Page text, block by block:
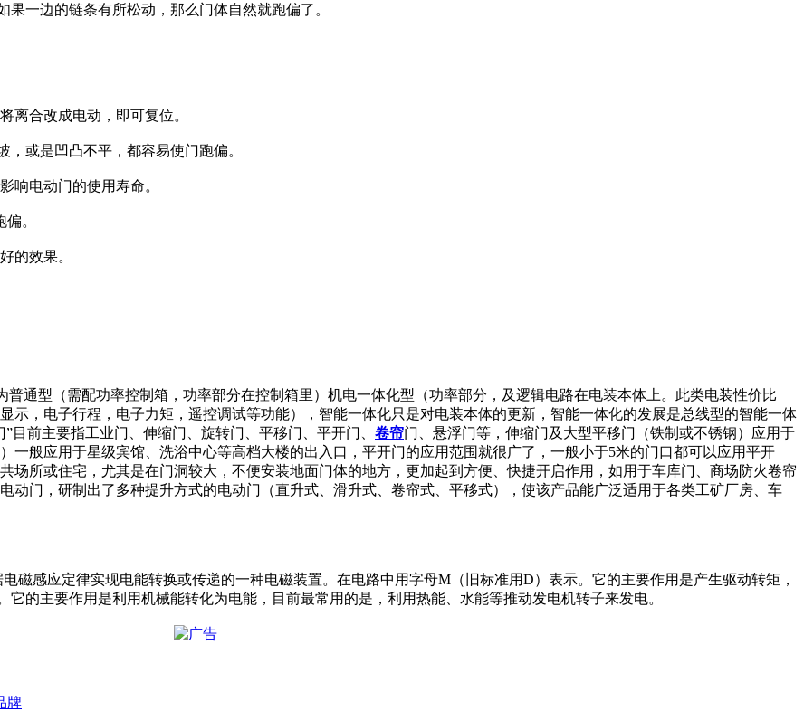
一边的链条有所松动，那么门体自然就跑偏了。
离合改成电动，即可复位。
或是凹凸不平，都容易使门跑偏。
响电动门的使用寿命。
。
的效果。
普通型（需配功率控制箱，功率部分在控制箱里）机电一体化型（功率部分，及逻辑电路在电装本体上。此类电装性价比
示，电子行程，电子力矩，遥控调试等功能），智能一体化只是对电装本体的更新，智能一体化的发展是总线型的智能一体
前主要指工业门、伸缩门、旋转门、平移门、平开门、 卷帘门、悬浮门等，伸缩门及大型平移门（铁制或不锈钢）应用于
一般应用于星级宾馆、洗浴中心等高档大楼的出入口，平开门的应用范围就很广了，一般小于5米的门口都可以应用平开
场所或住宅，尤其是在门洞较大，不便安装地面门体的地方，更加起到方便、快捷开启作用，如用于车库门、商场防火卷帘
动门，研制出了多种提升方式的电动门（直升式、滑升式、卷帘式、平移式），使该产品能广泛适用于各类工矿厂房、车
磁感应定律实现电能转换或传递的一种电磁装置。在电路中用字母M（旧标准用D）表示。它的主要作用是产生驱动转矩，
它的主要作用是利用机械能转化为电能，目前最常用的是，利用热能、水能等推动发电机转子来发电。
牌